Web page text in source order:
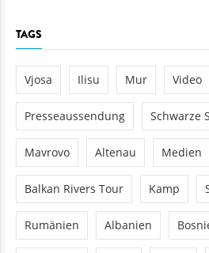
TAGS
Vjosa Ilisu Mur Video
Presseaussendung Schwarze
Mavrovo Altenau Medien
Balkan Rivers Tour Kamp
Rumänien Albanien